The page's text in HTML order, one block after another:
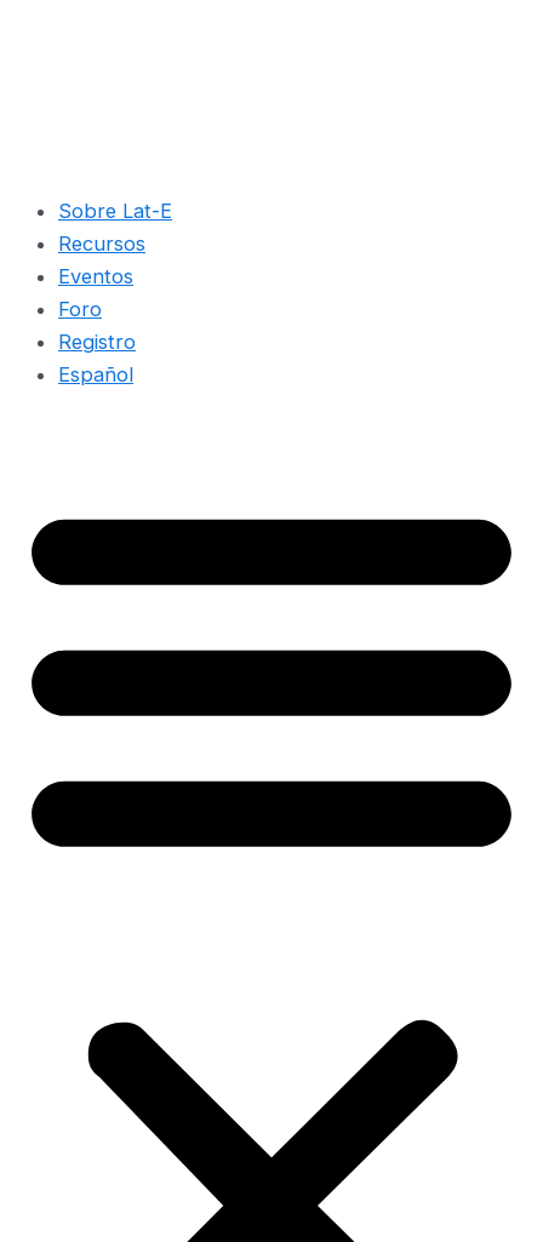
Sobre Lat-E
Recursos
Eventos
Foro
Registro
Español